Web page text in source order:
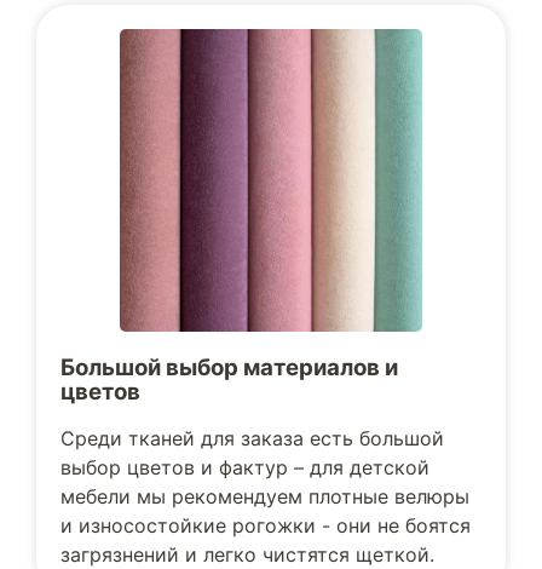
Большой выбор материалов и
цветов
Среди тканей для заказа есть большой
выбор цветов и фактур – для детской
мебели мы рекомендуем плотные велюры
и износостойкие рогожки - они не боятся
загрязнений и легко чистятся щеткой.